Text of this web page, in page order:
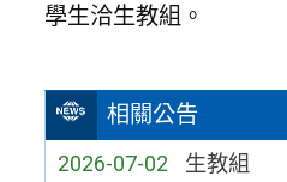
學生洽生教組。
相關公告
2026-07-02 生教組